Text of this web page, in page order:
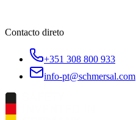
Contacto direto
+351 308 800 933
info-pt@schmersal.com